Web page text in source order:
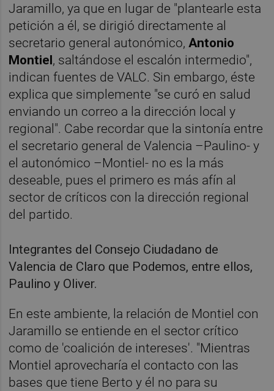
Jaramillo, ya que en lugar de "plantearle esta
petición a él, se dirigió directamente al
secretario general autonómico,Antonio
Montiel, saltándose el escalón intermedio",
indican fuentes de VALC. Sin embargo, éste
explica que simplemente "se curó en salud
enviando un correo a la dirección local y
regional". Cabe recordar que la sintonía entre
el secretario general de Valencia –Paulino- y
el autonómico –Montiel- no es la más
deseable, pues el primero es más afín al
sector de críticos con la dirección regional
del partido.
Integrantes del Consejo Ciudadano de
Valencia de Claro que Podemos, entre ellos,
Paulino y Oliver.
En este ambiente, la relación de Montiel con
Jaramillo se entiende en el sector crítico
como de 'coalición de intereses'. "Mientras
Montiel aprovecharía el contacto con las
bases que tiene Berto y él no para su